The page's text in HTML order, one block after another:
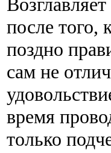
после того,
поздно
сам не
время
только